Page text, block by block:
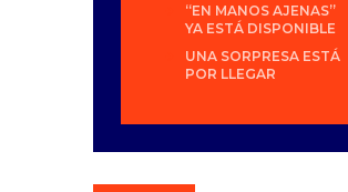
“EN MANOS AJENAS”
YA ESTÁ DISPONIBLE
UNA SORPRESA ESTÁ
POR LLEGAR